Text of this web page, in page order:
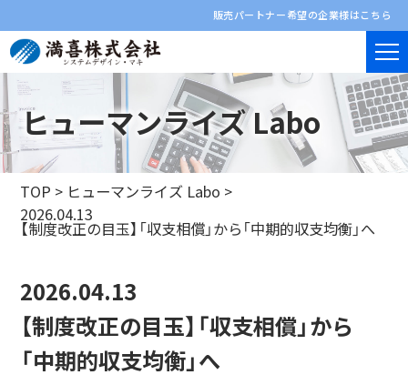
販売パートナー希望の企業様はこちら
ヒューマンライズ Labo
TOP > ヒューマンライズ Labo >
2026.04.13
【制度改正の目玉】「収支相償」から「中期的収支均衡」へ
2026.04.13
【制度改正の目玉】「収支相償」から
「中期的収支均衡」へ